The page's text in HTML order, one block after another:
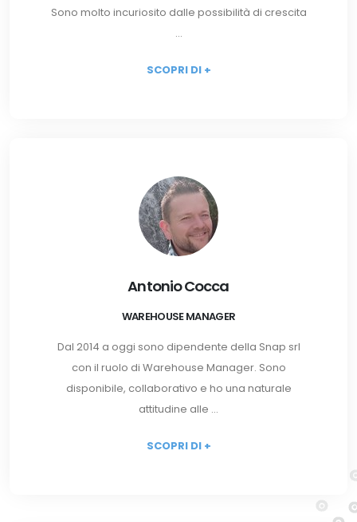
Sono molto incuriosito dalle possibilità di crescita
...
SCOPRI DI +
Antonio Cocca
WAREHOUSE MANAGER
Dal 2014 a oggi sono dipendente della Snap srl
con il ruolo di Warehouse Manager. Sono
disponibile, collaborativo e ho una naturale
attitudine alle ...
SCOPRI DI +